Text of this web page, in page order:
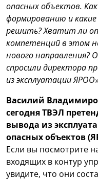
опасных объектов.
формированию и
решить? Хватит ли
компетенций в этом
нового направления?
спросили директора
из эксплуатации
Василий
сегодня ТВЭЛ
вывода из
опасных объектов
Если вы посмотрите
входящих в контур
увидите, что они